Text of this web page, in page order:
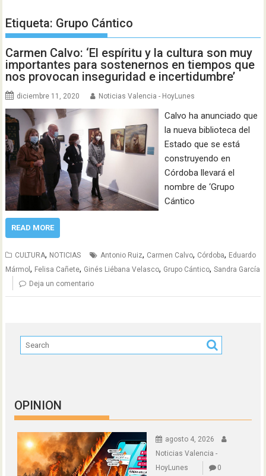
Etiqueta: Grupo Cántico
Carmen Calvo: ‘El espíritu y la cultura son muy
importantes para sostenernos en tiempos que
nos provocan inseguridad e incertidumbre’
diciembre 11, 2020 Noticias Valencia - HoyLunes
Calvo ha anunciado que
la nueva biblioteca del
Estado que se está
construyendo en
Córdoba llevará el
nombre de ‘Grupo
Cántico
READ MORE
CULTURA, NOTICIAS Antonio Ruiz, Carmen Calvo, Córdoba, Eduardo
Mármol, Felisa Cañete, Ginés Liébana Velasco, Grupo Cántico,Sandra García
Deja un comentario
OPINION
agosto 4, 2026
Noticias Valencia -
HoyLunes
0